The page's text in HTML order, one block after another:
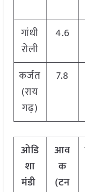
गांधी
रोली
4.6
कर्जत
(राय
गढ़)
7.8
ओडि
शा
मंडी
आव
क
(टन